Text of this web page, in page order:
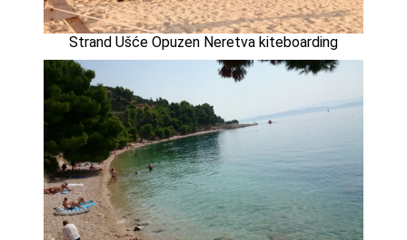
Strand Ušće Opuzen Neretva kiteboarding